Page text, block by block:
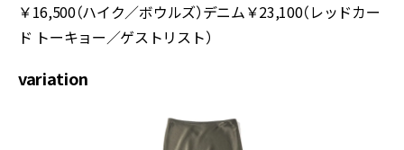
￥16,500（ハイク／ボウルズ）デニム￥23,100（レッドカー
ド トーキョー／ゲストリスト）
variation